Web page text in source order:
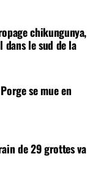
chikungunya,
dans le sud de la
se mue en
de 29 grottes va